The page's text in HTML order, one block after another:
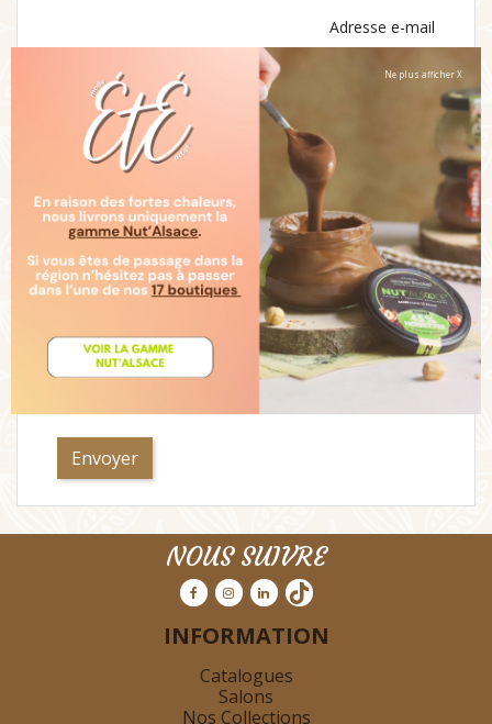
Adresse e-mail
Document joint
CHOISIR UN FICHIER
optionnel
Message
NOUS SUIVRE
INFORMATION
Catalogues
Salons
Nos Collections
Ne plus afficher X